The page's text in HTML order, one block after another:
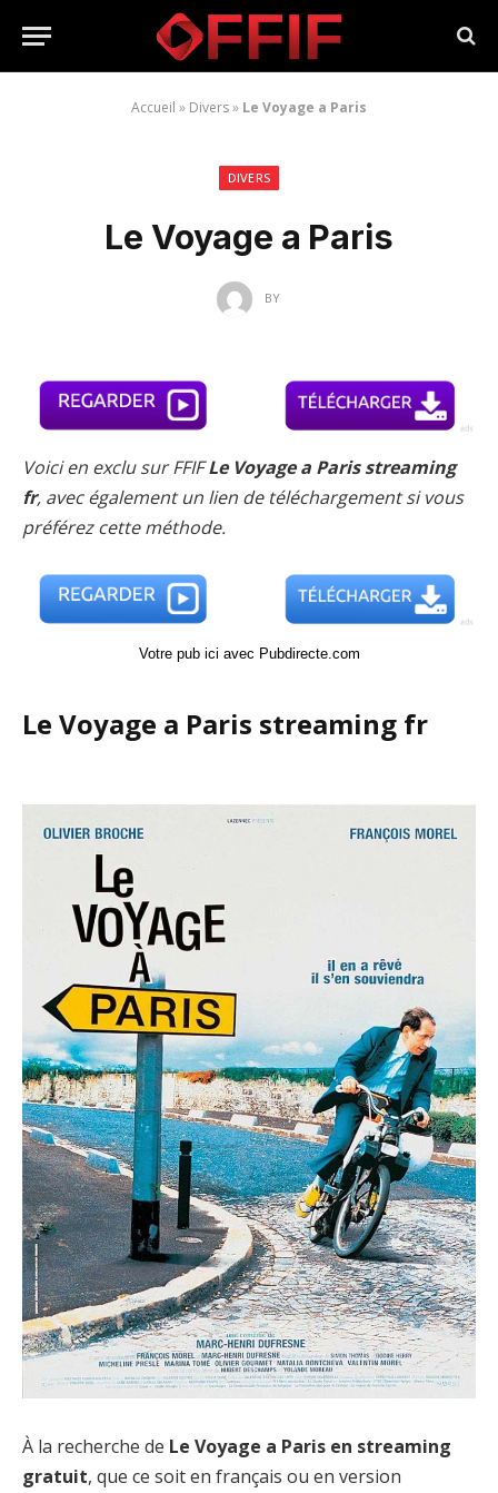
Accueil » Divers» Le Voyage a Paris
DIVERS
Le Voyage a Paris
BY
Voici en exclu sur FFIFLe Voyage a Paris streaming
fr, avec également un lien de téléchargement si vous
préférez cette méthode.
Votre pub ici avec Pubdirecte.com
Le Voyage a Paris streaming fr
À la recherche de Le Voyage a Paris en streaming
gratuit, que ce soit en français ou en version